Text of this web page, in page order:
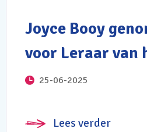
Joyce Booy
voor Leraar van
25-06-2025
Lees verder